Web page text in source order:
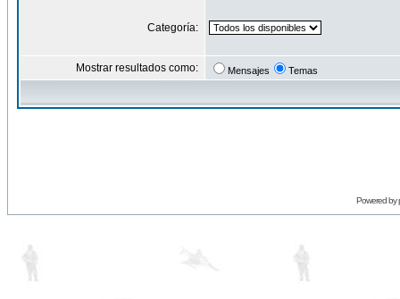
Categoría:
Mostrar resultados como: Mensajes Temas
Powered by